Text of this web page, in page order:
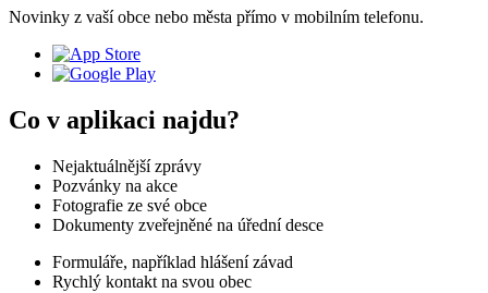
Novinky z vaší obce nebo města přímo v mobilním telefonu.
Co v aplikaci najdu?
Nejaktuálnější zprávy
Pozvánky na akce
Fotografie ze své obce
Dokumenty zveřejněné na úřední desce
Formuláře, například hlášení závad
Rychlý kontakt na svou obec